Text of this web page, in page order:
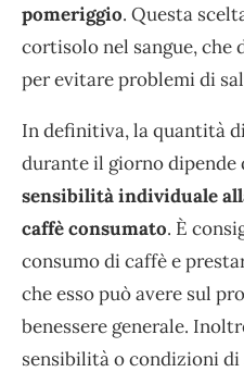
pomeriggio. Questa
cortisolo nel sangue, che
per evitare problemi di
In definitiva, la quantità
durante il giorno
sensibilità individuale
caffè consumato. È
consumo di caffè e
che esso può avere sul
benessere generale.
sensibilità o condizioni di